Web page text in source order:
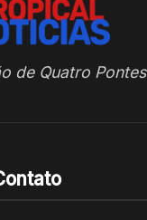
de Quatro Pontes